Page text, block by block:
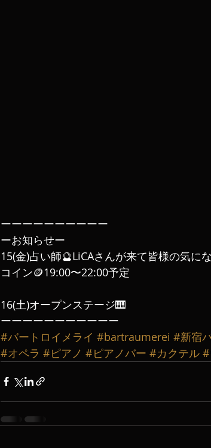
ーーーーーーーーーー
ーお知らせー
15(金)占い師🔮LiCAさんが来て皆様の気に
コイン🪙19:00〜22:00予定
16(土)オープンステージ🎹
ーーーーーーーーーーー
#バートロイメライ #bartraumerei #新宿
#オペラ #ピアノ #ピアノバー #カクテル